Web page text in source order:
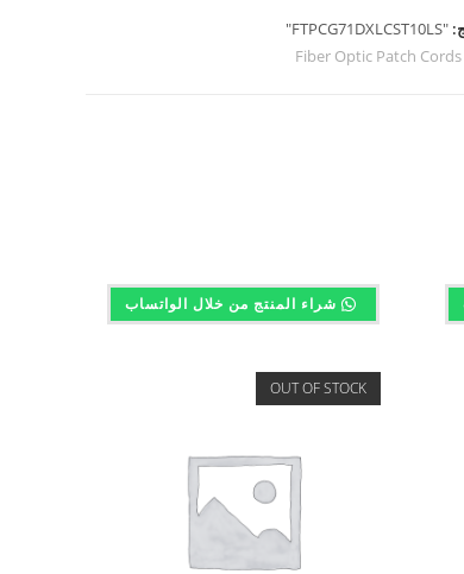
"FTPCG71DXLCST10LS"
Fiber Optic Patch Cords
شراء المنتج من خلال الواتساب
OUT OF STOCK